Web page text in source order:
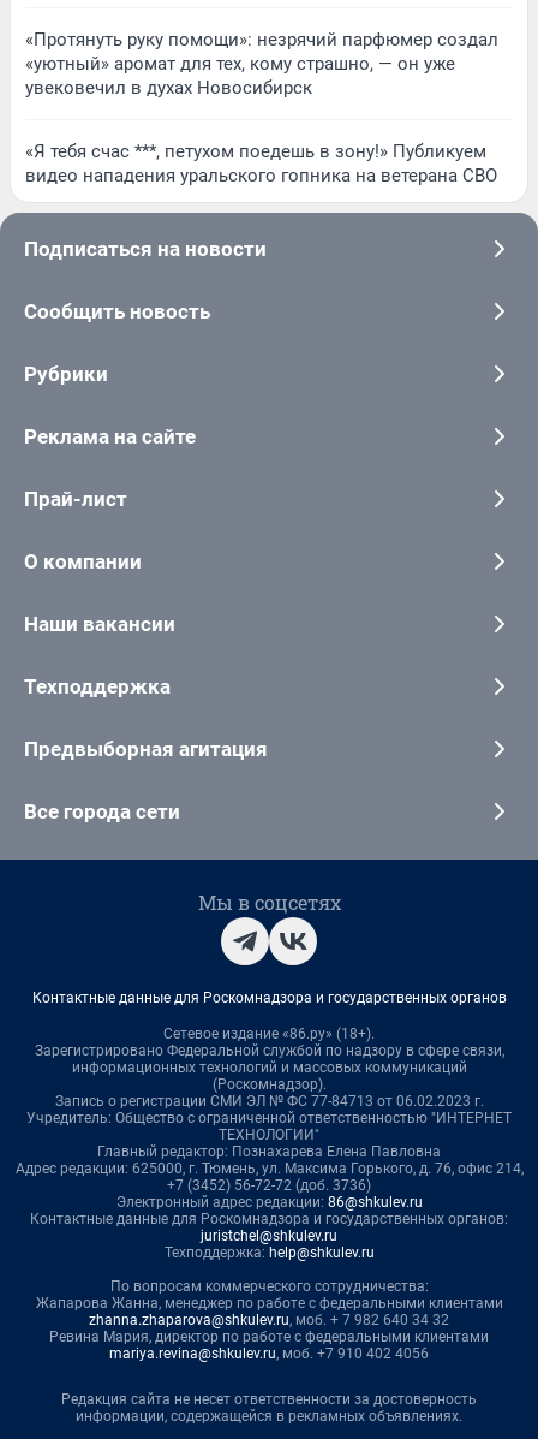
«Протянуть руку помощи»: незрячий парфюмер создал
«уютный» аромат для тех, кому страшно, — он уже
увековечил в духах Новосибирск
«Я тебя счас ***, петухом поедешь в зону!» Публикуем
видео нападения уральского гопника на ветерана СВО
Подписаться на новости
Сообщить новость
Рубрики
Реклама на сайте
Прай-лист
О компании
Наши вакансии
Техподдержка
Предвыборная агитация
Все города сети
Мы в соцсетях
Контактные данные для Роскомнадзора и государственных органов
Сетевое издание «86.ру» (18+).
Зарегистрировано Федеральной службой по надзору в сфере связи,
информационных технологий и массовых коммуникаций
(Роскомнадзор).
Запись о регистрации СМИ ЭЛ № ФС 77-84713 от 06.02.2023 г.
Учредитель: Общество с ограниченной ответственностью "ИНТЕРНЕТ
ТЕХНОЛОГИИ"
Главный редактор: Познахарева Елена Павловна
Адрес редакции: 625000, г. Тюмень, ул. Максима Горького, д. 76, офис 214,
+7 (3452) 56-72-72 (доб. 3736)
Электронный адрес редакции: 86@shkulev.ru
Контактные данные для Роскомнадзора и государственных органов:
juristchel@shkulev.ru
Техподдержка: help@shkulev.ru
По вопросам коммерческого сотрудничества:
Жапарова Жанна, менеджер по работе с федеральными клиентами
zhanna.zhaparova@shkulev.ru, моб. + 7 982 640 34 32
Ревина Мария, директор по работе с федеральными клиентами
mariya.revina@shkulev.ru, моб. +7 910 402 4056
Редакция сайта не несет ответственности за достоверность
информации, содержащейся в рекламных объявлениях.